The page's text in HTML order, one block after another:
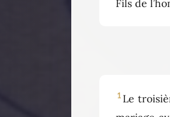
Fils de
1 Le